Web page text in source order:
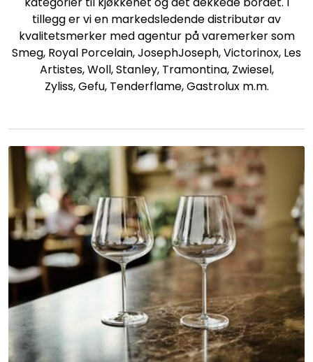
tillegg er vi en markedsledende distributør av
kvalitetsmerker med agentur på varemerker som
Smeg, Royal Porcelain, JosephJoseph, Victorinox, Les
Artistes, Woll, Stanley, Tramontina, Zwiesel,
Zyliss, Gefu, Tenderflame, Gastrolux m.m.